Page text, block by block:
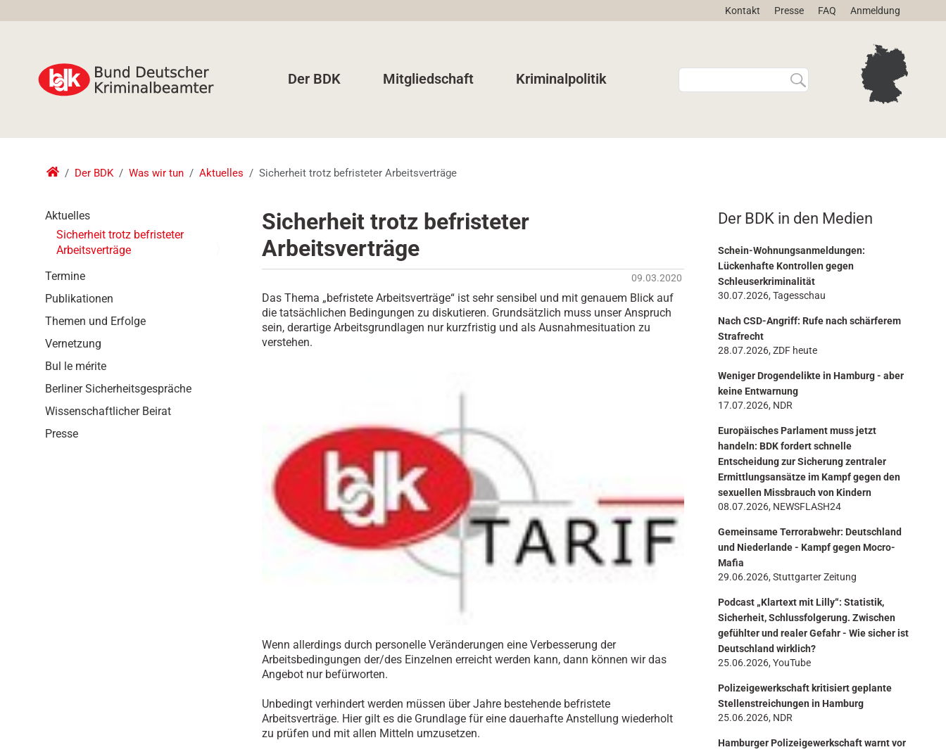
Kontakt Presse FAQ Anmeldung
Der BDK Mitgliedschaft Kriminalpolitik
W
e
u
c
E
r
h
e
Der BDK Was wir tun Aktuelles Sicherheit trotz befristeter Arbeitsverträge
Sicherheit trotz befristeter
Arbeitsverträge
09.03.2020
Das Thema „befristete Arbeitsverträge“ ist sehr sensibel und mit genauem Blick auf
die tatsächlichen Bedingungen zu diskutieren. Grundsätzlich muss unser Anspruch
sein, derartige Arbeitsgrundlagen nur kurzfristig und als Ausnahmesituation zu
verstehen.
Wenn allerdings durch personelle Veränderungen eine Verbesserung der
Arbeitsbedingungen der/des Einzelnen erreicht werden kann, dann können wir das
Angebot nur befürworten.
Unbedingt verhindert werden müssen über Jahre bestehende befristete
Arbeitsverträge. Hier gilt es die Grundlage für eine dauerhafte Anstellung wiederholt
zu prüfen und mit allen Mitteln umzusetzen.
Aktuelles
Sicherheit trotz befristeter
Arbeitsverträge
Termine
Publikationen
Themen und Erfolge
Vernetzung
Bul le mérite
Berliner Sicherheitsgespräche
Wissenschaftlicher Beirat
Presse
Der BDK in den Medien
Schein-Wohnungsanmeldungen:
Lückenhafte Kontrollen gegen
Schleuserkriminalität
30.07.2026, Tagesschau
Nach CSD-Angriff: Rufe nach schärferem
Strafrecht
28.07.2026, ZDF heute
Weniger Drogendelikte in Hamburg - aber
keine Entwarnung
17.07.2026, NDR
Europäisches Parlament muss jetzt
handeln: BDK fordert schnelle
Entscheidung zur Sicherung zentraler
Ermittlungsansätze im Kampf gegen den
sexuellen Missbrauch von Kindern
08.07.2026, NEWSFLASH24
Gemeinsame Terrorabwehr: Deutschland
und Niederlande - Kampf gegen Mocro-
Mafia
29.06.2026, Stuttgarter Zeitung
Podcast „Klartext mit Lilly“: Statistik,
Sicherheit, Schlussfolgerung. Zwischen
gefühlter und realer Gefahr - Wie sicher ist
Deutschland wirklich?
25.06.2026, YouTube
Polizeigewerkschaft kritisiert geplante
Stellenstreichungen in Hamburg
25.06.2026, NDR
Hamburger Polizeigewerkschaft warnt vor